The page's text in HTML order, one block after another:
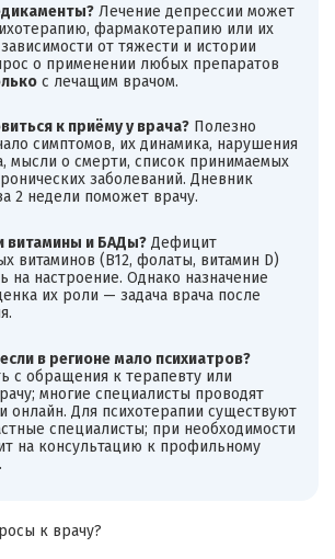
Лечение депрессии может
фармакотерапию или их
от тяжести и истории
о применении любых препаратов
с лечащим врачом.
к приёму у врача?Полезно
симптомов, их динамика, нарушения
мысли о смерти, список принимаемых
заболеваний. Дневник
2 недели поможет врачу.
витамины и БАДы?Дефицит
витаминов (B12, фолаты, витамин D)
на настроение. Однако назначение
их роли — задача врача после
в регионе мало психиатров?
с обращения к терапевту или
многие специалисты проводят
онлайн. Для психотерапии существуют
специалисты; при необходимости
на консультацию к профильному
к врачу?